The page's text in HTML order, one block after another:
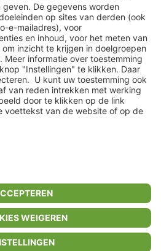
voor
limango.pl
belasting en exclusief verzendkosten
bestelwaarde van €15.